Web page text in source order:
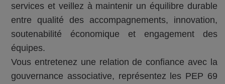
services et veillez à maintenir un équilibre durable
entre qualité des accompagnements, innovation,
soutenabilité économique et engagement des
équipes.
Vous entretenez une relation de confiance avec la
gouvernance associative, représentez les PEP 69